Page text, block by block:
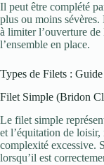
Il peut être complété
plus ou moins
à limiter l’ouverture
l’ensemble en place.
Types de Filets :
Filet Simple (Bridon
Le filet simple
et l’équitation de
complexité excessive.
lorsqu’il est